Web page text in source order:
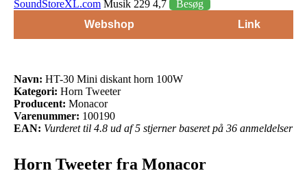
SoundStoreXL.com Musik 229 4,7
Besøg
Webshop
Link
Navn: HT-30 Mini diskant horn 100W
Kategori: Horn Tweeter
Producent: Monacor
Varenummer: 100190
EAN: Vurderet til 4.8 ud af 5 stjerner baseret på 36 anmeldelser
Horn Tweeter fra Monacor